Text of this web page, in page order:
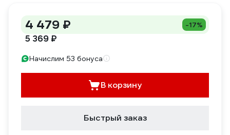
4 479 ₽ -17%
5 369 ₽
Начислим 53 бонуса
В корзину
Быстрый заказ